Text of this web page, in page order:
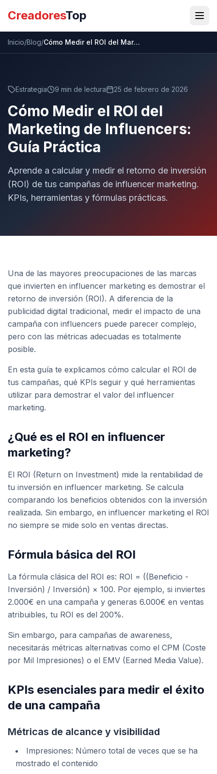
CreadoresTop
Inicio/Blog/ Cómo Medir el ROI del Marketing de Influencers: Guía Práctica
Estrategia 9 min de lectura 25 de febrero de 2026
Cómo Medir el ROI del
Marketing de Influencers:
Guía Práctica
Aprende a calcular y medir el retorno de inversión
(ROI) de tus campañas de influencer marketing.
KPIs, herramientas y fórmulas prácticas.
Una de las mayores preocupaciones de las marcas
que invierten en influencer marketing es demostrar el
retorno de inversión (ROI). A diferencia de la
publicidad digital tradicional, medir el impacto de una
campaña con influencers puede parecer complejo,
pero con las métricas adecuadas es totalmente
posible.
En esta guía te explicamos cómo calcular el ROI de
tus campañas, qué KPIs seguir y qué herramientas
utilizar para demostrar el valor del influencer
marketing.
¿Qué es el ROI en influencer
marketing?
El ROI (Return on Investment) mide la rentabilidad de
tu inversión en influencer marketing. Se calcula
comparando los beneficios obtenidos con la inversión
realizada. Sin embargo, en influencer marketing el ROI
no siempre se mide solo en ventas directas.
Fórmula básica del ROI
La fórmula clásica del ROI es: ROI = ((Beneficio -
Inversión) / Inversión) × 100. Por ejemplo, si inviertes
2.000€ en una campaña y generas 6.000€ en ventas
atribuibles, tu ROI es del 200%.
Sin embargo, para campañas de awareness,
necesitarás métricas alternativas como el CPM (Coste
por Mil Impresiones) o el EMV (Earned Media Value).
KPIs esenciales para medir el éxito
de una campaña
Métricas de alcance y visibilidad
Impresiones: Número total de veces que se ha
mostrado el contenido